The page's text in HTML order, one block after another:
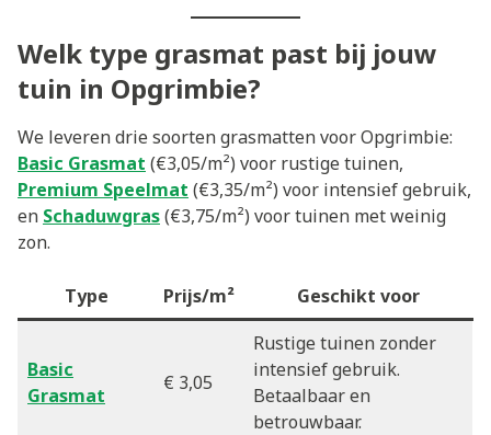
Welk type grasmat past bij jouw
tuin in Opgrimbie?
We leveren drie soorten grasmatten voor Opgrimbie:
Basic Grasmat (€3,05/m²) voor rustige tuinen,
Premium Speelmat (€3,35/m²) voor intensief gebruik,
en Schaduwgras(€3,75/m²) voor tuinen met weinig
zon.
Type Prijs/m² Geschikt voor
Basic
Grasmat
€ 3,05
Rustige tuinen zonder
intensief gebruik.
Betaalbaar en
betrouwbaar.